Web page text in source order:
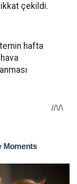
çekildi.
hafta